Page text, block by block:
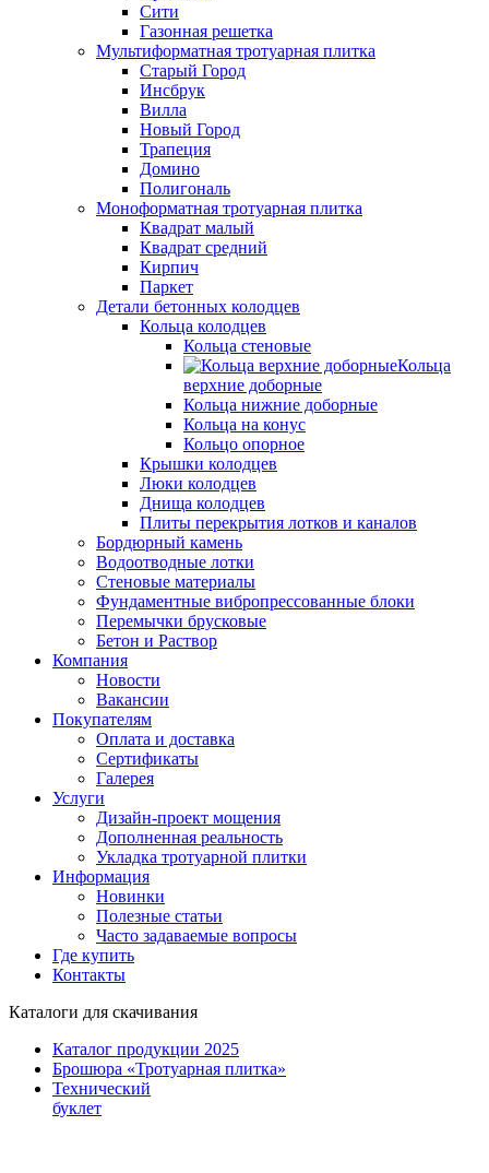
Сити
Газонная решетка
Мультиформатная тротуарная плитка
Старый Город
Инсбрук
Вилла
Новый Город
Трапеция
Домино
Полигональ
Моноформатная тротуарная плитка
Квадрат малый
Квадрат средний
Кирпич
Паркет
Детали бетонных колодцев
Кольца колодцев
Кольца стеновые
Кольца
верхние доборные
Кольца нижние доборные
Кольца на конус
Кольцо опорное
Крышки колодцев
Люки колодцев
Днища колодцев
Плиты перекрытия лотков и каналов
Бордюрный камень
Водоотводные лотки
Стеновые материалы
Фундаментные вибропрессованные блоки
Перемычки брусковые
Бетон и Раствор
Компания
Новости
Вакансии
Покупателям
Оплата и доставка
Сертификаты
Галерея
Услуги
Дизайн-проект мощения
Дополненная реальность
Укладка тротуарной плитки
Информация
Новинки
Полезные статьи
Часто задаваемые вопросы
Где купить
Контакты
Каталоги для скачивания
Каталог продукции 2025
Брошюра «Тротуарная плитка»
Технический
буклет